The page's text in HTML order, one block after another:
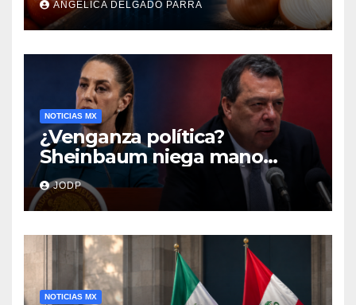
encarecen
ANGÉLICA DELGADO PARRA
NOTICIAS MX
¿Venganza política?
Sheinbaum niega mano
negra en captura de Ángel
Aguirre
JODP
NOTICIAS MX